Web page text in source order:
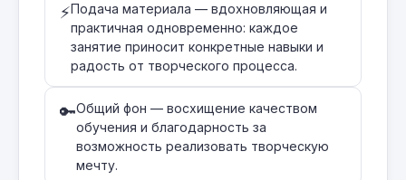
⚡Подача материала — вдохновляющая и
практичная одновременно: каждое
занятие приносит конкретные навыки и
радость от творческого процесса.
🔑Общий фон — восхищение качеством
обучения и благодарность за
возможность реализовать творческую
мечту.